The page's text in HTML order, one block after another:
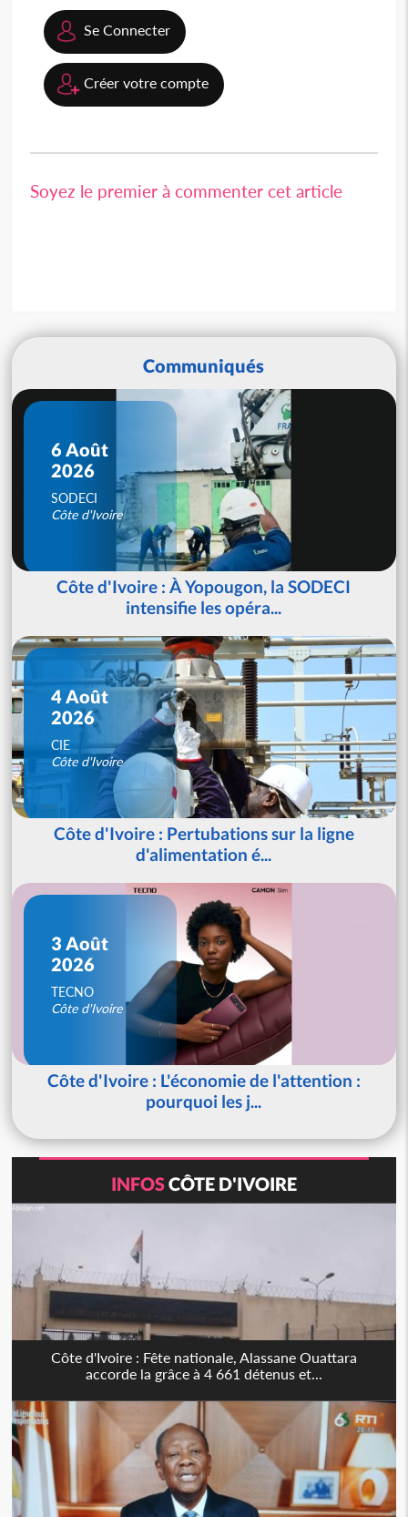
Se Connecter
Créer votre compte
Soyez le premier à commenter cet article
Communiqués
6 Août
2026
SODECI
Côte d'Ivoire
Côte d'Ivoire : À Yopougon, la SODECI
intensifie les opéra...
4 Août
2026
CIE
Côte d'Ivoire
Côte d'Ivoire : Pertubations sur la ligne
d'alimentation é...
3 Août
2026
TECNO
Côte d'Ivoire
Côte d'Ivoire : L'économie de l'attention :
pourquoi les j...
INFOSCÔTE D'IVOIRE
Côte d'Ivoire : Fête nationale, Alassane Ouattara
accorde la grâce à 4 661 détenus et...